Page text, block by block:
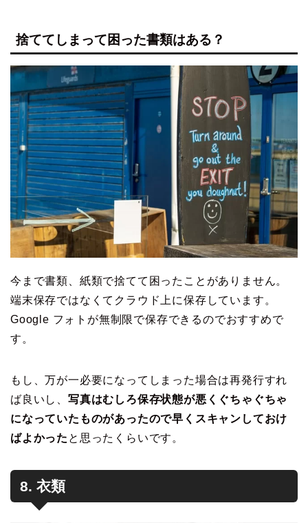
捨ててしまって困った書類はある？
今まで書類、紙類で捨てて困ったことがありません。
端末保存ではなくてクラウド上に保存しています。
Google フォトが無制限で保存できるのでおすすめで
す。
もし、万が一必要になってしまった場合は再発行すれ
ば良いし、 写真はむしろ保存状態が悪くぐちゃぐちゃ
になっていたものがあったので早くスキャンしておけ
ばよかった と思ったくらいです。
8. 衣類